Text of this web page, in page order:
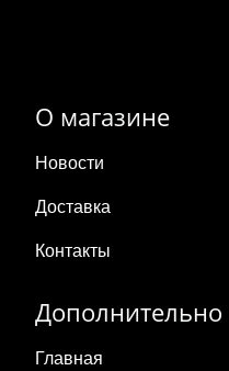
О магазине
Новости
Доставка
Контакты
Дополнительно
Главная